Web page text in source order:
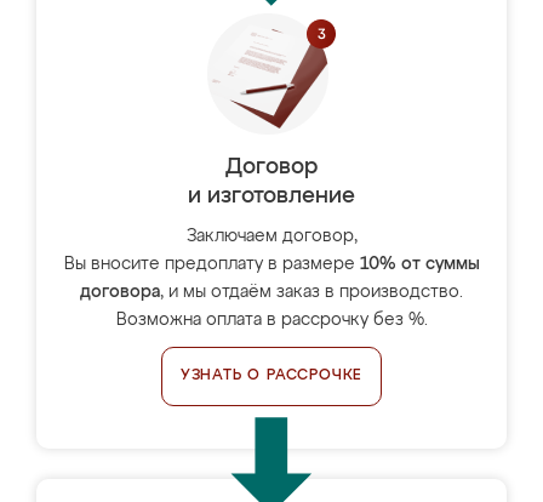
Договор
и изготовление
Заключаем договор,
Вы вносите предоплату в размере 10% от суммы
договора, и мы отдаём заказ в производство.
Возможна оплата в рассрочку без %.
УЗНАТЬ О РАССРОЧКЕ